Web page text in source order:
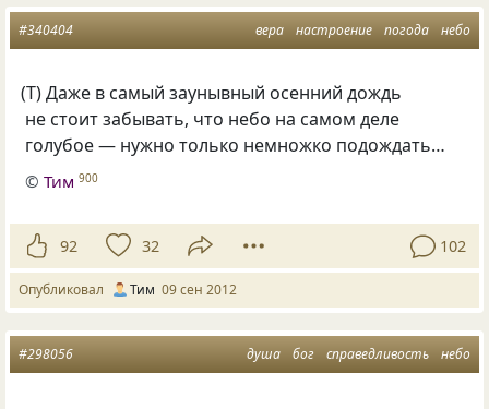
вера настроение погода небо
#340404
(Т) Даже в самый заунывный осенний дождь
не стоит забывать, что небо на самом деле
голубое — нужно только немножко подождать…
©Тим 900
92 32 102
Опубликовал Тим 09 сен 2012
душа бог справедливость небо
#298056